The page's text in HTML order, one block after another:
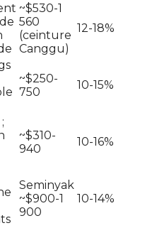
~$530-1
560
(ceinture
Canggu)
12-18%
~$250-
750
10-15%
~$310-
940
10-16%
Seminyak
~$900-1
900
10-14%